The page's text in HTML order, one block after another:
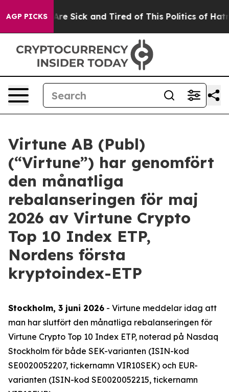
AGP PICKSAre Sick and Tired of This Politics of Hatred”
Virtune AB (Publ)
(“Virtune”) har genomfört
den månatliga
rebalanseringen för maj
2026 av Virtune Crypto
Top 10 Index ETP,
Nordens första
kryptoindex-ETP
Stockholm, 3 juni 2026 - Virtune meddelar idag att
man har slutfört den månatliga rebalanseringen för
Virtune Crypto Top 10 Index ETP, noterad på Nasdaq
Stockholm för både SEK-varianten (ISIN-kod
SE0020052207, tickernamn VIR10SEK) och EUR-
varianten (ISIN-kod SE0020052215, tickernamn